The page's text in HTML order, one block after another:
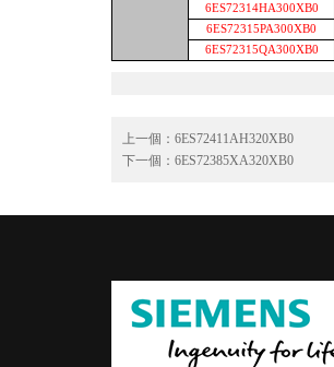
6ES72314HA300XB0
6ES72315PA300XB0
6ES72315QA300XB0
上一個： 6ES72411AH320XB0
下一個： 6ES72385XA320XB0